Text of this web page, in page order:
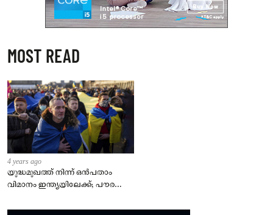
MOST READ
4 years ago
യുദ്ധമുഖത്ത് നിന്ന് ഒൻപതാം
വിമാനം ഇന്ത്യയിലേക്ക്; പൗരന്മാർ
– കേന്ദ്രം